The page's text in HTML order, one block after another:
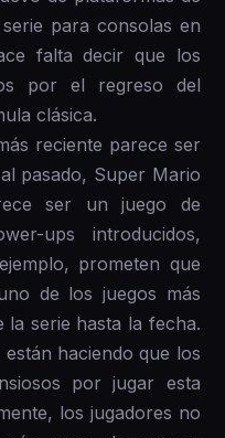
para consolas en
falta decir que los
por el regreso del
clásica.
reciente parece ser
pasado, Super Mario
ser un juego de
ups introducidos,
prometen que
de los juegos más
la serie hasta la fecha.
haciendo que los
por jugar esta
los jugadores no